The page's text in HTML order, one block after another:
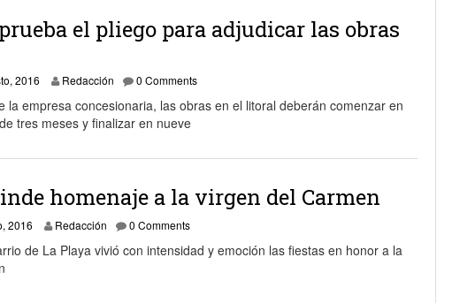
el pliego para adjudicar las obras
2016 21 agosto, 2016
Redacción 0 Comments
la empresa concesionaria, las obras en el litoral deberán comenzar en
tres meses y finalizar en nueve
homenaje a la virgen del Carmen
2016 19 julio, 2016
Redacción 0 Comments
de La Playa vivió con intensidad y emoción las fiestas en honor a la